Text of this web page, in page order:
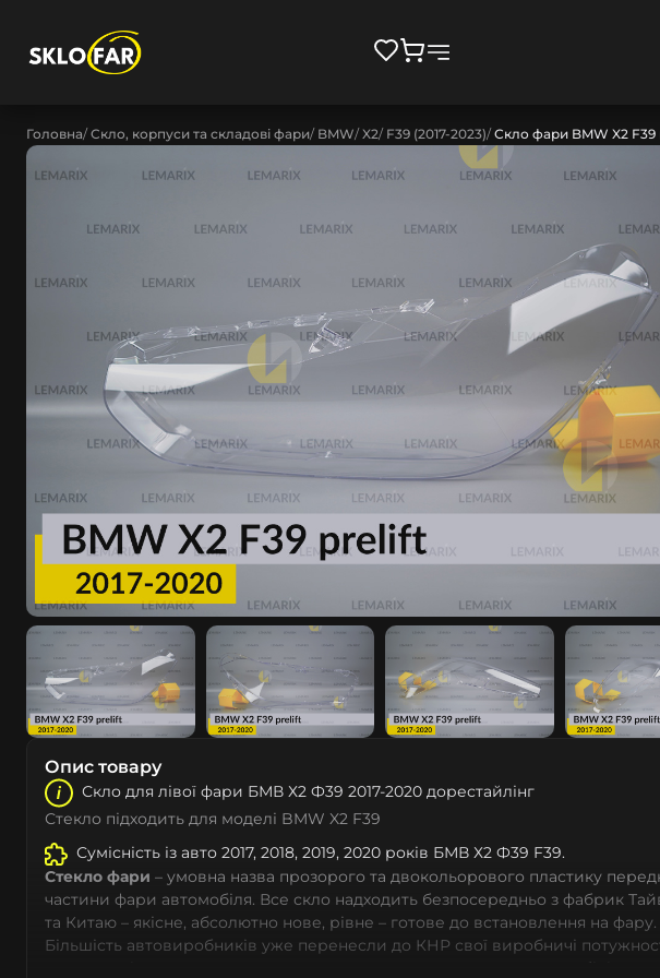
Головна Скло, корпуси та складові фари BMW X2 F39 (2017-2023) Скло фари BMW X2 F39
Опис товару
Скло для лівої фари БМВ Х2 Ф39 2017-2020 дорестайлінг
Стекло підходить для моделі BMW X2 F39
Сумісність із авто 2017, 2018, 2019, 2020 років БМВ Х2 Ф39 F39.
Стекло фари – умовна назва прозорого та двокольорового пластику
частини фари автомобіля. Все скло надходить безпосередньо з фабрик
та Китаю – якісне, абсолютно нове, рівне – готове до встановлення на фару.
Більшість автовиробників уже перенесли до КНР свої виробничі
тому не слід дивуватися, що до 90% запчастин до сучасних автомобілів